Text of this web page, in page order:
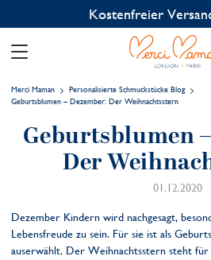
Kostenfreier
Merci Maman
Personalisierte Schmuckstücke Blog
Geburtsblumen – Dezember: Der Weihnachtsstern
Geburtsblumen
Der
01.12.2020
Dezember Kindern wird nachgesagt,
Lebensfreude zu sein. Für sie ist als
auserwählt. Der Weihnachtsstern steht